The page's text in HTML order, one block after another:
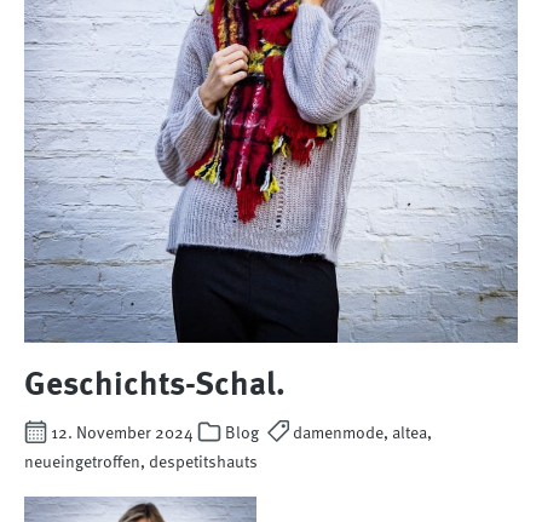
Geschichts-Schal.
12. November 2024 Blog
damenmode, altea,
neueingetroffen, despetitshauts